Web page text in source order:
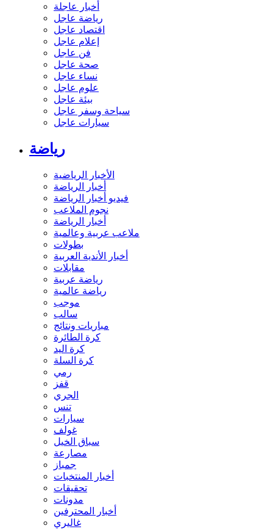
أخبار عاجلة
رياضة عاجل
اقتصاد عاجل
إعلام عاجل
فن عاجل
صحة عاجل
نساء عاجل
علوم عاجل
بيئة عاجل
سياحة وسفر عاجل
سيارات عاجل
رياضة
الأخبار الرياضية
أخبار الرياضة
فيديو أخبار الرياضة
نجوم الملاعب
أخبار الرياضة
ملاعب عربية وعالمية
بطولات
أخبار الأندية العربية
مقابلات
رياضة عربية
رياضة عالمية
موجب
سالب
مباريات ونتائج
كرة الطائرة
كرة اليد
كرة السلة
رمي
قفز
الجري
تنس
سيارات
غولف
سباق الخيل
مصارعة
جمباز
أخبار المنتخبات
تحقيقات
مدونات
أخبار المحترفين
غاليري